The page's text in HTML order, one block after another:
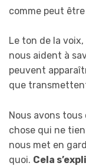
comme peut
Le ton de la
nous aident à
peuvent
que
Nous avons tous
chose qui ne
nous met en
quoi. Cela